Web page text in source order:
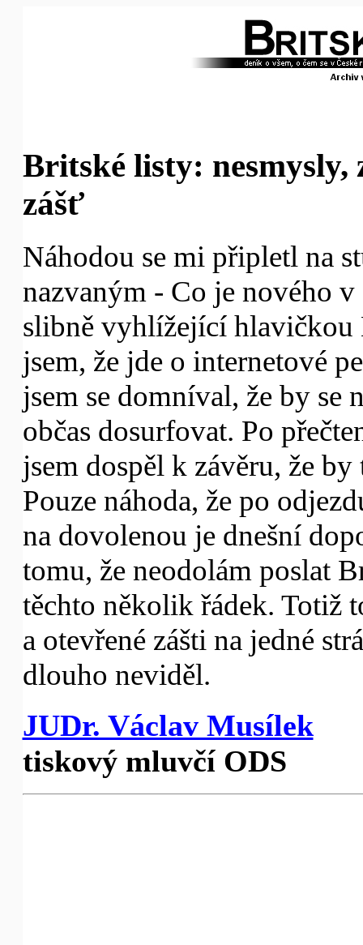
Britské listy: nesmysly,
zášť
Náhodou se mi připletl na
nazvaným - Co je nového
slibně vyhlížející
jsem, že jde o internetové
jsem se domníval, že by se
občas dosurfovat. Po
jsem dospěl k závěru, že
Pouze náhoda, že po
na dovolenou je dnešní
tomu, že neodolám poslat
těchto několik řádek. Totiž
a otevřené zášti na jedné
dlouho neviděl.
JUDr. Václav Musílek
tiskový mluvčí ODS